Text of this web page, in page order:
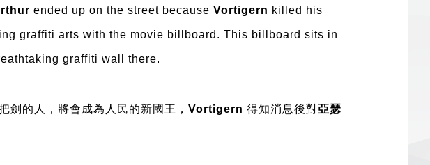
ended up on the street because Vortigern killed his
graffiti arts with the movie billboard. This billboard sits in
graffiti wall there.
劍的人，將會成為人民的新國王， Vortigern 得知消息後對亞瑟